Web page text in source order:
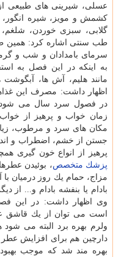
عسلی، شیرینی های طبیعی از
كشمش و مویز، شیره انگور،
گلابی، سبزی خوردن،
طب سنتی اشاره كرد: همین
سرمای بامدادان و شب و
به اینكه در این فصل به
مانند هلیم، آش ها، آبگوشت
اظهار داشت: مصرف این
در فصول سرد سال می شود.
زمان خواب و پرهیز از خواب
مكان های سرد و مرطوب،
جستن از خشم، اضطراب و
پرهیز از انواع خون گیری
پزشك متخصص، بوئیدن
مزاج، حمام یك روز درمیان
بادام یا بنفشه بادام و... از
وی اظهار داشت: در این
است می توان از یك قاشق
ولرم بهره برد البته می
دارچین هم برای افزایش
بهره مند شد كه موجب